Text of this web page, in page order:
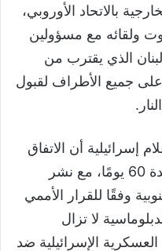
بالاتحاد الأوروبي،
ولقائه مع مسؤولين
الذي يقترب من
على جميع الأطراف لقبول
أن الاتفاق
المتوقع سيبدأ كخطوة مؤقتة لمدة 60 يومًا، مع نشر
وفقًا للقرار الأممي
لا تزال
الإسرائيلية ضد